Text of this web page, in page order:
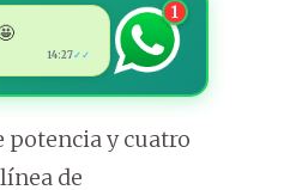
14:27✓✓
1
potencia y cuatro
de